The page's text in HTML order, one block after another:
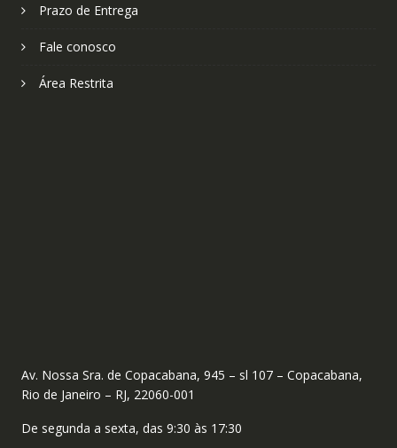
Prazo de Entrega
Fale conosco
Área Restrita
Av. Nossa Sra. de Copacabana, 945 – sl 107 – Copacabana,
Rio de Janeiro – RJ, 22060-001
De segunda a sexta, das 9:30 às 17:30